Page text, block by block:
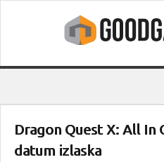
Dragon Quest X: All In
datum izlaska